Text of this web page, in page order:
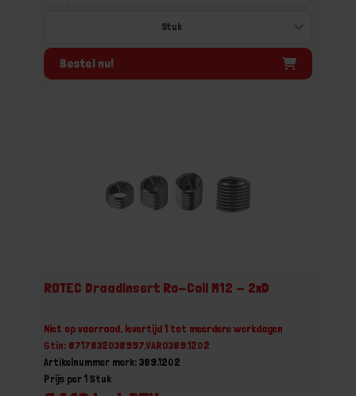
Bestel nu!
ROTEC Draadinsert Ro-Coil M12 - 2xD
Niet op voorraad, levertijd 1 tot meerdere werkdagen
Gtin: 8717832038997,VARO389.1202
Artikelnummer merk: 389.1202
Prijs per 1 Stuk